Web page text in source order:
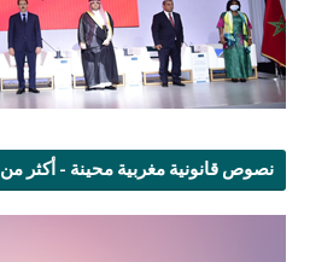
نصوص قانونية مغربية محينة - أكثر من 150 نص قانوني